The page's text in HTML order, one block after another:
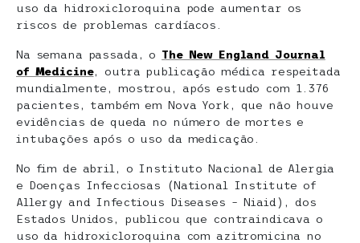
uso da hidroxicloroquina pode aumentar os
riscos de problemas cardíacos.
Na semana passada, o The New England Journal
of Medicine, outra publicação médica respeitada
mundialmente, mostrou, após estudo com 1.376
pacientes, também em Nova York, que não houve
evidências de queda no número de mortes e
intubações após o uso da medicação.
No fim de abril, o Instituto Nacional de Alergia
e Doenças Infecciosas (National Institute of
Allergy and Infectious Diseases – Niaid), dos
Estados Unidos, publicou que contraindicava o
uso da hidroxicloroquina com azitromicina no